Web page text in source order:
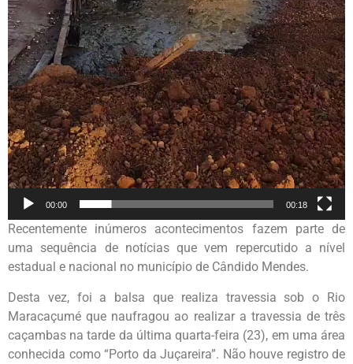
00:00 00:18
Recentemente inúmeros acontecimentos fazem parte de
uma sequência de notícias que vem repercutido a nível
estadual e nacional no município de Cândido Mendes.
Desta vez, foi a balsa que realiza travessia sob o Rio
Maracaçumé que naufragou ao realizar a travessia de três
caçambas na tarde da última quarta-feira (23), em uma área
conhecida como “Porto da Juçareira”. Não houve registro de